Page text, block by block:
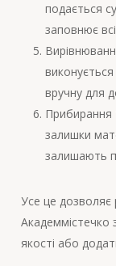
подається
заповнює
вручну для
Прибирання
залишки
залишають
Усе це дозволяє
Академмістечко
якості або